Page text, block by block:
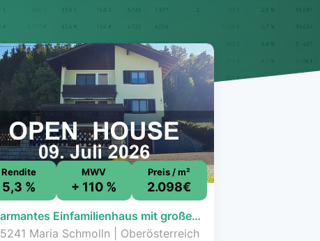
Rendite
5,3 %
MWV
+ 110 %
Preis / m²
2.098€
Charmantes Einfamilienhaus mit großem Garten und viel Potenzial
5241 Maria Schmolln | Oberösterreich